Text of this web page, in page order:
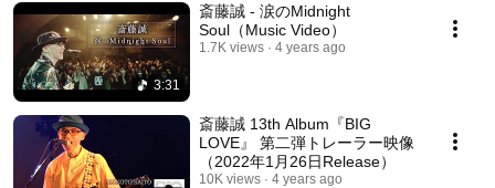
3:31
斎藤誠 - 涙のMidnight
Soul（Music Video）
1.7K views 4 years ago
斎藤誠 13th Album『BIG
LOVE』 第二弾トレーラー映像
（2022年1月26日Release）
10K views 4 years ago